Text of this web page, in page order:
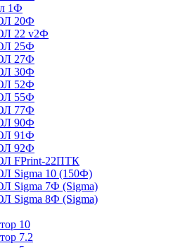
1Ф
20Ф
22 v2Ф
25Ф
27Ф
30Ф
52Ф
55Ф
77Ф
90Ф
91Ф
92Ф
FPrint-22ПТК
Sigma 10 (150Ф)
Sigma 7Ф (Sigma)
Sigma 8Ф (Sigma)
10
7.2